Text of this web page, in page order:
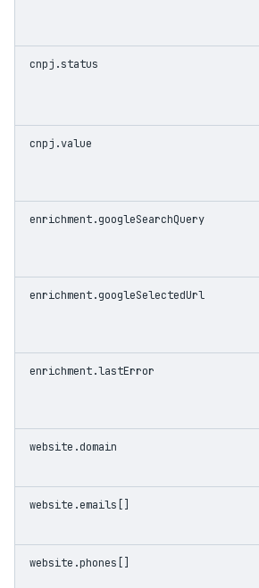
cnpj.status
cnpj.value
enrichment.googleSearchQuery
enrichment.googleSelectedUrl
enrichment.lastError
website.domain
website.emails[]
website.phones[]